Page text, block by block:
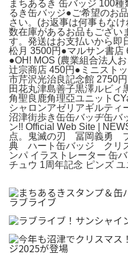
まちあるき 缶バッジ 100
るき缶バッジ●ご希望のお
さい。(お返事は何事もな
数在庫があるお品もござい
す。発送はお支払いから即
松月 3500円●マルサン書店
●OH! MOS (農業組合法人
辻宗商店 450円●ミニスト
市芹沢光治良記念館 2750
田花丸津島善子黒澤ルビィ
角聖良鹿角理亞ユニット
シャロンアゼリアギルティ
沼津街歩き缶缶バッヂ缶バ
ン!! Official Web Site |
点。鬼滅の刃 冨岡義勇
典 ハート缶バッジ クリ
ンパ イラストレーター 缶
チュウ 1周年記念 ピンズ ユ